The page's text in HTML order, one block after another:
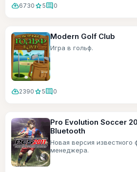
cloud_download6730 star5comment0
Modern Golf Club
Игра в гольф.
cloud_download2390 star5comment0
Pro Evolution Soccer
Bluetooth
Новая версия известного
менеджера.